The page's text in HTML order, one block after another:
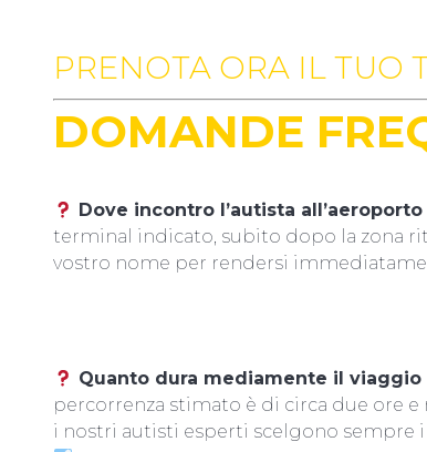
PRENOTA ORA IL TUO
DOMANDE
Dove incontro l’autista
terminal indicato, subito dopo la zona
vostro nome per rendersi
Quanto dura mediamente il viaggio
percorrenza stimato è di circa due ore e
i nostri autisti esperti scelgono sempre